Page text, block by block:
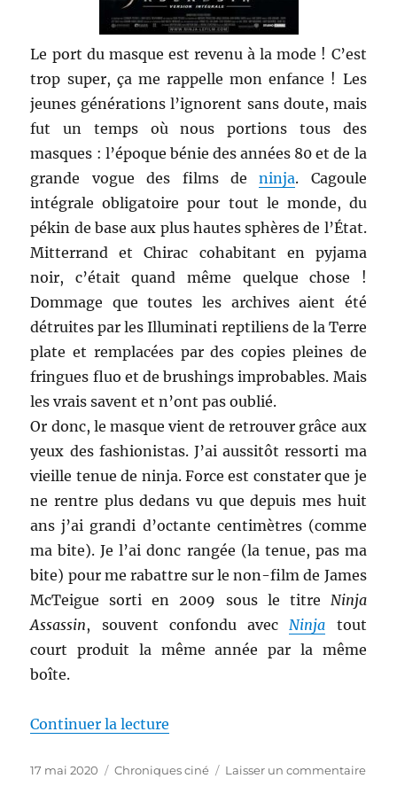
Le port du masque est revenu à la mode ! C’est
trop super, ça me rappelle mon enfance ! Les
jeunes générations l’ignorent sans doute, mais
fut un temps où nous portions tous des
masques : l’époque bénie des années 80 et de la
grande vogue des films deninja. Cagoule
intégrale obligatoire pour tout le monde, du
pékin de base aux plus hautes sphères de l’État.
Mitterrand et Chirac cohabitant en pyjama
noir, c’était quand même quelque chose !
Dommage que toutes les archives aient été
détruites par les Illuminati reptiliens de la Terre
plate et remplacées par des copies pleines de
fringues fluo et de brushings improbables. Mais
les vrais savent et n’ont pas oublié.
Or donc, le masque vient de retrouver grâce aux
yeux des fashionistas. J’ai aussitôt ressorti ma
vieille tenue de ninja. Force est constater que je
ne rentre plus dedans vu que depuis mes huit
ans j’ai grandi d’octante centimètres (comme
ma bite). Je l’ai donc rangée (la tenue, pas ma
bite) pour me rabattre sur le non-film de James
McTeigue sorti en 2009 sous le titre Ninja
Assassin, souvent confondu avec Ninja tout
court produit la même année par la même
boîte.
Continuer la lecture
Publié
17 mai 2020 Catégories
Chroniques ciné Laisser un commentairesur